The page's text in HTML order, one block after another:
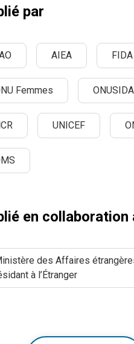
par
AIEA FIDA
Femmes ONUSIDA
UNICEF
en collaboration
des Affaires
à l’Étranger